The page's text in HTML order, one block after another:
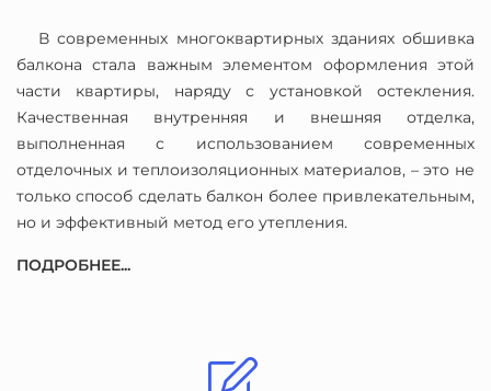
В современных многоквартирных зданиях обшивка
балкона стала важным элементом оформления этой
части квартиры, наряду с установкой остекления.
Качественная внутренняя и внешняя отделка,
выполненная с использованием современных
отделочных и теплоизоляционных материалов, – это не
только способ сделать балкон более привлекательным,
но и эффективный метод его утепления.
ПОДРОБНЕЕ...